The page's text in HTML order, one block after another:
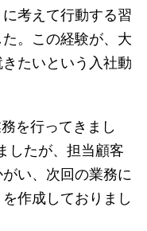
考えて行動する習
。この経験が、大
たいという入社動
を行ってきまし
したが、担当顧客
い、次回の業務に
作成しておりまし